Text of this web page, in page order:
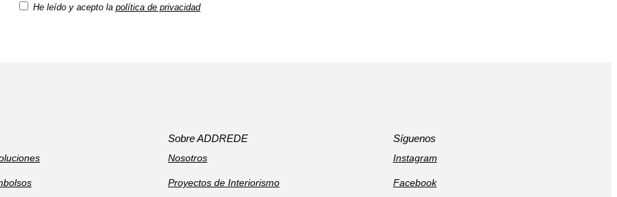
He leído y acepto la política de privacidad
Sobre ADDREDE
Nosotros
Proyectos de Interiorismo
Síguenos
Instagram
Facebook